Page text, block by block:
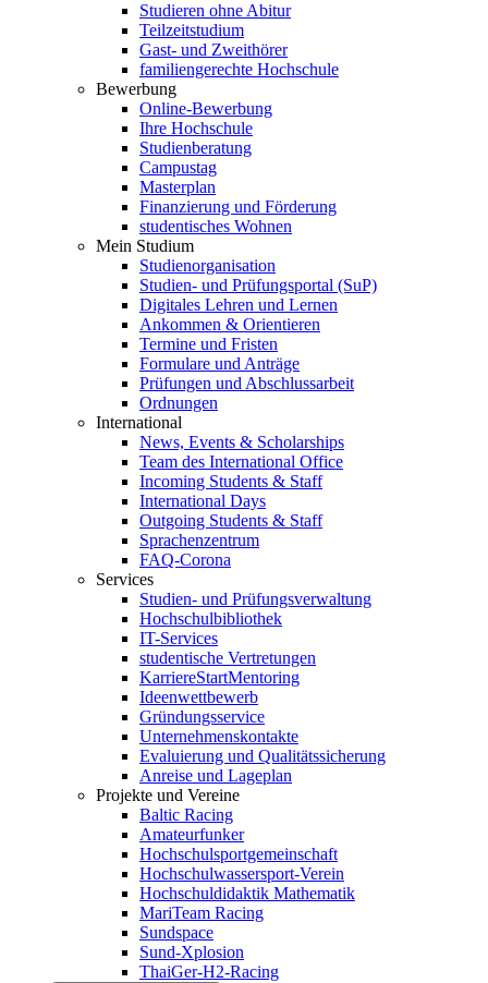
Studieren ohne Abitur
Teilzeitstudium
Gast- und Zweithörer
familiengerechte Hochschule
Bewerbung
Online-Bewerbung
Ihre Hochschule
Studienberatung
Campustag
Masterplan
Finanzierung und Förderung
studentisches Wohnen
Mein Studium
Studienorganisation
Studien- und Prüfungsportal (SuP)
Digitales Lehren und Lernen
Ankommen & Orientieren
Termine und Fristen
Formulare und Anträge
Prüfungen und Abschlussarbeit
Ordnungen
International
News, Events & Scholarships
Team des International Office
Incoming Students & Staff
International Days
Outgoing Students & Staff
Sprachenzentrum
FAQ-Corona
Services
Studien- und Prüfungsverwaltung
Hochschulbibliothek
IT-Services
studentische Vertretungen
KarriereStartMentoring
Ideenwettbewerb
Gründungsservice
Unternehmenskontakte
Evaluierung und Qualitätssicherung
Anreise und Lageplan
Projekte und Vereine
Baltic Racing
Amateurfunker
Hochschulsportgemeinschaft
Hochschulwassersport-Verein
Hochschuldidaktik Mathematik
MariTeam Racing
Sundspace
Sund-Xplosion
ThaiGer-H2-Racing